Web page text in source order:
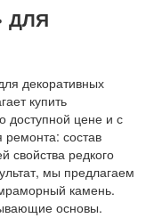
ДЛЯ
декоративных
купить
доступной цене и с
состав
свойства редкого
мы предлагаем
камень.
основы.